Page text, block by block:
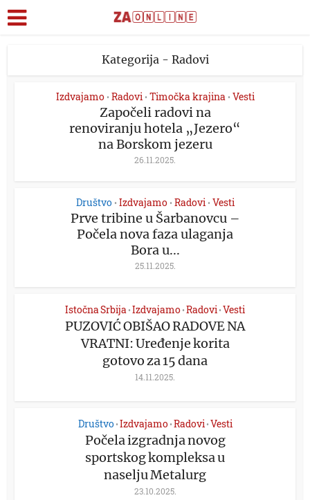
Kategorija - Radovi
Izdvajamo • Radovi • Timočka krajina • Vesti
Započeli radovi na
renoviranju hotela „Jezero“
na Borskom jezeru
26.11.2025.
Društvo • Izdvajamo • Radovi • Vesti
Prve tribine u Šarbanovcu –
Počela nova faza ulaganja
Bora u...
25.11.2025.
Istočna Srbija•Izdvajamo•Radovi•Vesti
PUZOVIĆ OBIŠAO RADOVE NA
VRATNI: Uređenje korita
gotovo za 15 dana
14.11.2025.
Društvo •Izdvajamo •Radovi •Vesti
Počela izgradnja novog
sportskog kompleksa u
naselju Metalurg
23.10.2025.